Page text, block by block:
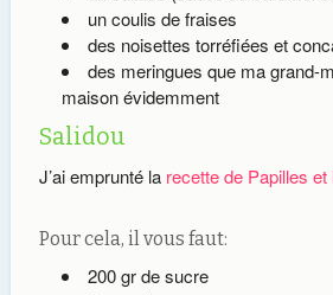
un coulis de fraises
des noisettes torréfiées et
des meringues que ma grand-
maison évidemment
Salidou
J’ai emprunté la recette de Papilles et
Pour cela, il vous faut:
200 gr de sucre